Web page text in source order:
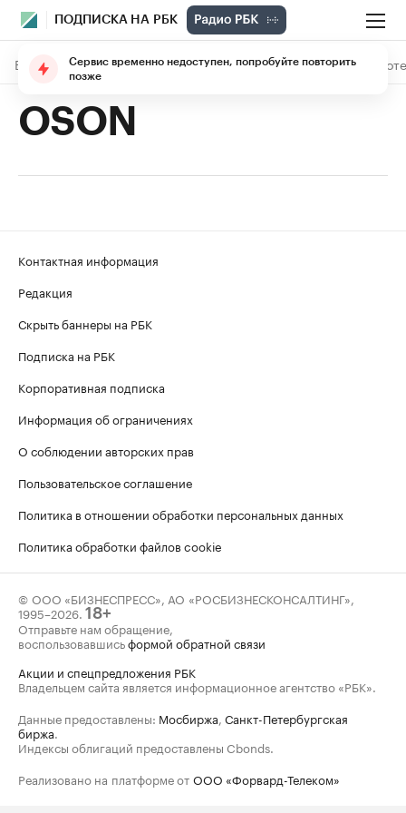
ПОДПИСКА НА РБК
В подписке Материалы Лекции The Economist
OSON
Контактная информация
Редакция
Скрыть баннеры на РБК
Подписка на РБК
Корпоративная подписка
Информация об ограничениях
О соблюдении авторских прав
Пользовательское соглашение
Политика в отношении обработки персональных данных
Политика обработки файлов cookie
© ООО «БИЗНЕСПРЕСС», АО «РОСБИЗНЕСКОНСАЛТИНГ»,
1995–2026. 18+
Отправьте нам обращение,
воспользовавшисьформой обратной связи
Акции и спецпредложения РБК
Владельцем сайта является информационное агентство «РБК».
Данные предоставлены: Мосбиржа, Санкт-Петербургская
биржа.
Индексы облигаций предоставлены Cbonds.
Реализовано на платформе от ООО «Форвард-Телеком»
Сервис временно недоступен, попробуйте повторить
позже